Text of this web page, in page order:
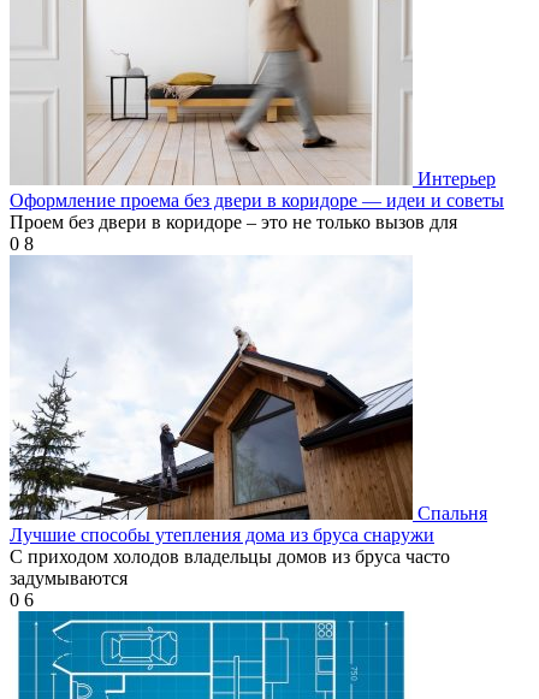
Интерьер
Оформление проема без двери в коридоре — идеи и советы
Проем без двери в коридоре – это не только вызов для
0 8
Спальня
Лучшие способы утепления дома из бруса снаружи
С приходом холодов владельцы домов из бруса часто
задумываются
0 6